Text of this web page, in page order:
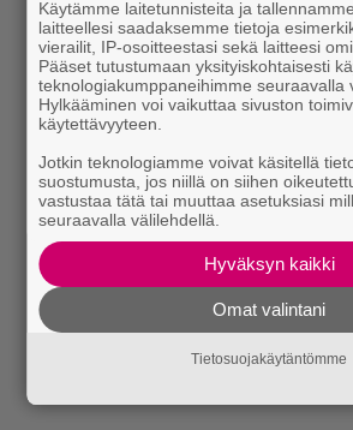
Käytämme laitetunnisteita ja
laitteellesi saadaksemme tietoja
vierailit, IP-osoitteestasi sekä laitteesi
Pääset tutustumaan yksityiskohtaisesti
teknologiakumppaneihimme seuraavalla
Hylkääminen voi vaikuttaa sivuston
käytettävyyteen.
Jotkin teknologiamme voivat käsitellä
suostumusta, jos niillä on siihen
vastustaa tätä tai muuttaa asetuksiasi
seuraavalla välilehdellä.
Hyväksyn kaikki
Omat valintani
Tietosuojakäytäntömme